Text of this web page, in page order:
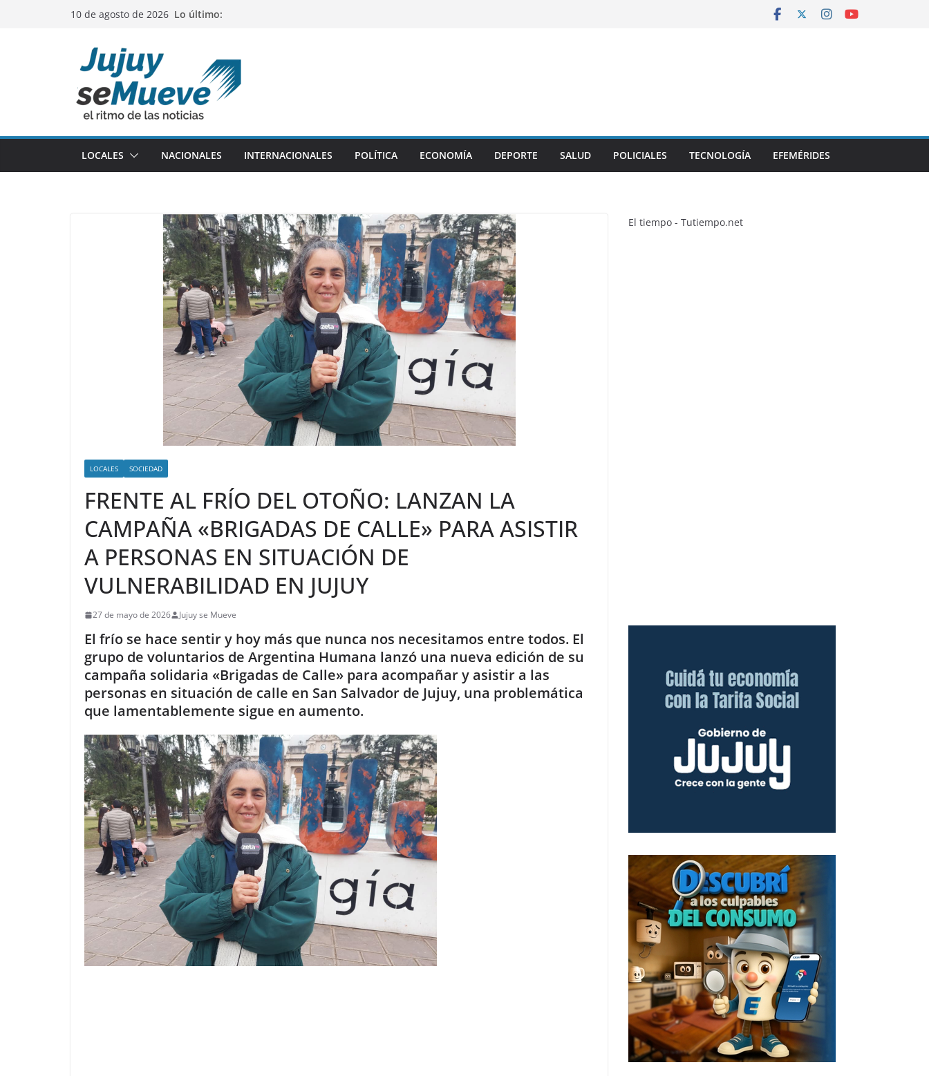
10 de agosto de 2026 Lo último:
LOCALES NACIONALES INTERNACIONALES POLÍTICA ECONOMÍA DEPORTE SALUD POLICIALES TECNOLOGÍA EFEMÉRIDES
LOCALES SOCIEDAD
FRENTE AL FRÍO DEL OTOÑO: LANZAN LA
CAMPAÑA «BRIGADAS DE CALLE» PARA ASISTIR
A PERSONAS EN SITUACIÓN DE
VULNERABILIDAD EN JUJUY
27 de mayo de 2026 Jujuy se Mueve
El frío se hace sentir y hoy más que nunca nos necesitamos entre todos. El
grupo de voluntarios de Argentina Humana lanzó una nueva edición de su
campaña solidaria «Brigadas de Calle» para acompañar y asistir a las
personas en situación de calle en San Salvador de Jujuy, una problemática
que lamentablemente sigue en aumento.
El tiempo - Tutiempo.net